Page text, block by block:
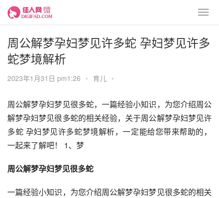
周公解梦孕妇梦见许多蛇 孕妇梦见许多
蛇梦境解析
2023年1月31日 pm1:26 • 育儿 •
周公解梦孕妇梦见很多蛇，一篇经验小知识，为您介绍周公
解梦孕妇梦见很多蛇的相关经验，关于周公解梦孕妇梦见许
多蛇 孕妇梦见许多蛇梦境解析，一定能给您带来帮助的，
一起来了解吧！ 1、梦
周公解梦孕妇梦见很多蛇
一篇经验小知识，为您介绍周公解梦孕妇梦见很多蛇的相关